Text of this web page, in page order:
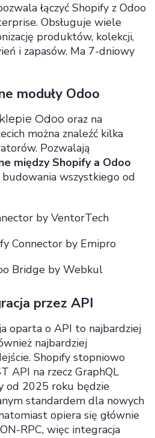
łączyć Shopify z Odoo
Obsługuje wiele
produktów, kolekcji,
i zapasów. Ma 7-dniowy
moduły Odoo
Odoo oraz na
można znaleźć kilka
Pozwalają
między Shopify a Odoo
budowania wszystkiego od
by VentorTech
Connector by Emipro
Bridge by Webkul
przez API
oparta o API to najbardziej
najbardziej
Shopify stopniowo
API na rzecz GraphQL
od 2025 roku będzie
standardem dla nowych
opiera się głównie
RPC, więc integracja